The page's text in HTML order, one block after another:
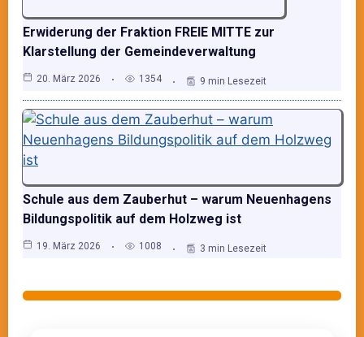
Erwiderung der Fraktion FREIE MITTE zur
Klarstellung der Gemeindeverwaltung
20. März 2026 1354 9 min Lesezeit
Schule aus dem Zauberhut – warum Neuenhagens
Bildungspolitik auf dem Holzweg ist
19. März 2026 1008 3 min Lesezeit